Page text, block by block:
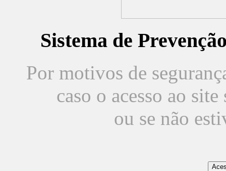
Sistema de
Por motivos de
caso o acesso ao
ou se não